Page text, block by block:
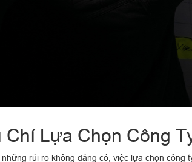
Chí Lựa Chọn Công
rủi ro không đáng có, việc lựa chọn